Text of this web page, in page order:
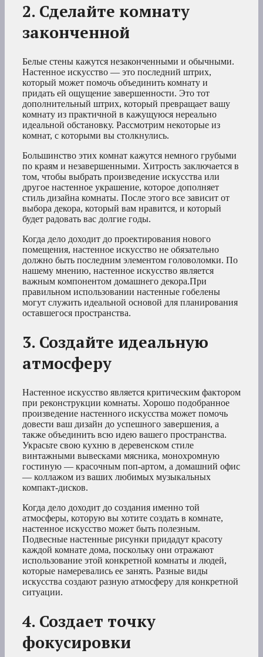
2. Сделайте комнату
законченной
Белые стены кажутся незаконченными и обычными.
Настенное искусство — это последний штрих,
который может помочь объединить комнату и
придать ей ощущение завершенности. Это тот
дополнительный штрих, который превращает вашу
комнату из практичной в кажущуюся нереально
идеальной обстановку. Рассмотрим некоторые из
комнат, с которыми вы столкнулись.
Большинство этих комнат кажутся немного грубыми
по краям и незавершенными. Хитрость заключается в
том, чтобы выбрать произведение искусства или
другое настенное украшение, которое дополняет
стиль дизайна комнаты. После этого все зависит от
выбора декора, который вам нравится, и который
будет радовать вас долгие годы.
Когда дело доходит до проектирования нового
помещения, настенное искусство не обязательно
должно быть последним элементом головоломки. По
нашему мнению, настенное искусство является
важным компонентом домашнего декора.При
правильном использовании настенные гобелены
могут служить идеальной основой для планирования
оставшегося пространства.
3. Создайте идеальную
атмосферу
Настенное искусство является критическим фактором
при реконструкции комнаты. Хорошо подобранное
произведение настенного искусства может помочь
довести ваш дизайн до успешного завершения, а
также объединить всю идею вашего пространства.
Украсьте свою кухню в деревенском стиле
винтажными вывесками мясника, монохромную
гостиную — красочным поп-артом, а домашний офис
— коллажом из ваших любимых музыкальных
компакт-дисков.
Когда дело доходит до создания именно той
атмосферы, которую вы хотите создать в комнате,
настенное искусство может быть полезным.
Подвесные настенные рисунки придадут красоту
каждой комнате дома, поскольку они отражают
использование этой конкретной комнаты и людей,
которые намеревались ее занять. Разные виды
искусства создают разную атмосферу для конкретной
ситуации.
4. Создает точку
фокусировки